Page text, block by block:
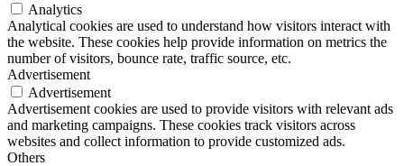
Analytics
Analytical cookies are used to understand how visitors interact with
the website. These cookies help provide information on metrics the
number of visitors, bounce rate, traffic source, etc.
Advertisement
Advertisement
Advertisement cookies are used to provide visitors with relevant ads
and marketing campaigns. These cookies track visitors across
websites and collect information to provide customized ads.
Others